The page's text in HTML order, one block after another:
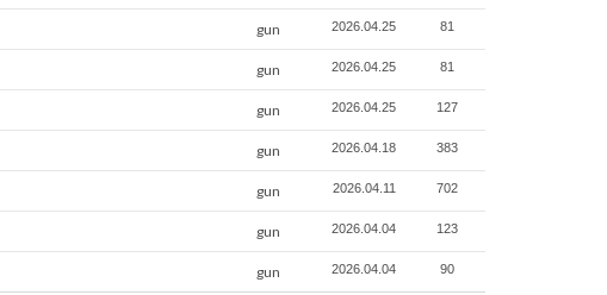
gun 2026.04.25 81
gun 2026.04.25 81
gun 2026.04.25 127
gun 2026.04.18 383
gun 2026.04.11 702
gun 2026.04.04 123
gun 2026.04.04 90